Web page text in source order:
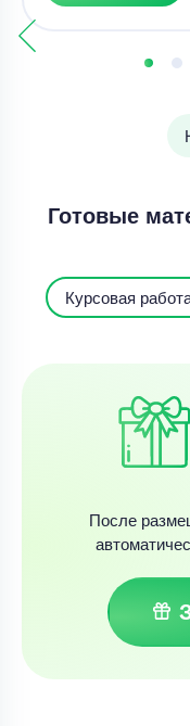
Готовые
Курсовая
После